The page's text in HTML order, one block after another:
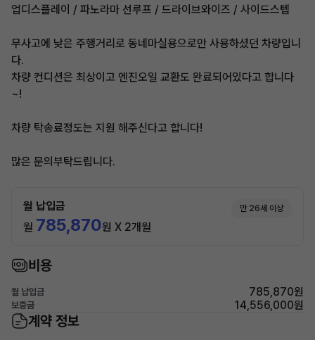
업디스플레이 / 파노라마 선루프 / 드라이브와이즈 / 사이드스텝
무사고에 낮은 주행거리로 동네마실용으로만 사용하셨던 차량입니
다.
차량 컨디션은 최상이고 엔진오일 교환도 완료되어있다고 합니다
~!
차량 탁송료정도는 지원 해주신다고 합니다!
많은 문의부탁드립니다.
월 납입금 만 26세 이상
월 785,870원 X 2개월
비용
월 납입금 785,870원
보증금 14,556,000원
계약 정보